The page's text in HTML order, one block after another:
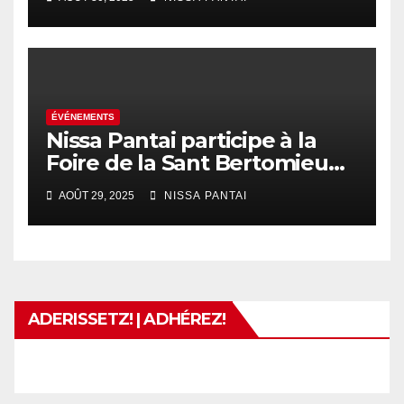
quartiers » !
ÉVÉNEMENTS
Nissa Pantai participe à la
Foire de la Sant Bertomieu
(Fête de l’Agriculture
Urbaine)
AOÛT 29, 2025 NISSA PANTAI
ADERISSETZ! | ADHÉREZ!